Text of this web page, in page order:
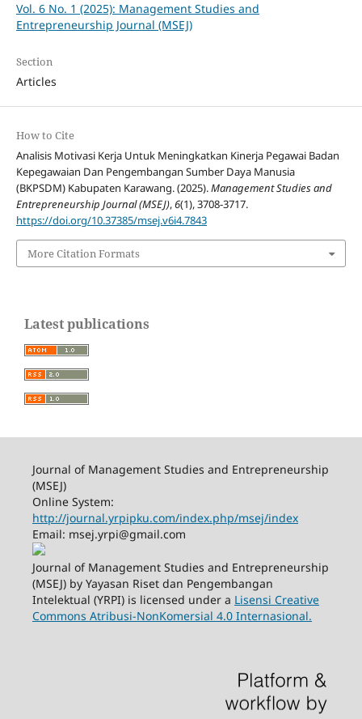
Vol. 6 No. 1 (2025): Management Studies and
Entrepreneurship Journal (MSEJ)
Section
Articles
How to Cite
Analisis Motivasi Kerja Untuk Meningkatkan Kinerja Pegawai Badan
Kepegawaian Dan Pengembangan Sumber Daya Manusia
(BKPSDM) Kabupaten Karawang. (2025).Management Studies and
Entrepreneurship Journal (MSEJ),6(1), 3708-3717.
https://doi.org/10.37385/msej.v6i4.7843
More Citation Formats
Latest publications
Journal of Management Studies and Entrepreneurship
(MSEJ)
Online System:
http://journal.yrpipku.com/index.php/msej/index
Email: msej.yrpi@gmail.com
Journal of Management Studies and Entrepreneurship
(MSEJ) by Yayasan Riset dan Pengembangan
Intelektual (YRPI) is licensed under a Lisensi Creative
Commons Atribusi-NonKomersial 4.0 Internasional.